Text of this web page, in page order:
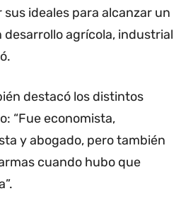
ideales para alcanzar un
desarrollo agrícola, industrial
destacó los distintos
“Fue economista,
y abogado, pero también
cuando hubo que